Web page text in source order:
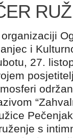
organizaciji
i
27.
s